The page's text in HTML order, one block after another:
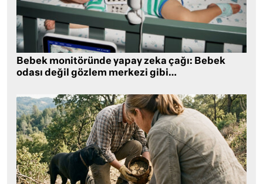
Bebek monitöründe yapay zeka çağı: Bebek
odası değil gözlem merkezi gibi…